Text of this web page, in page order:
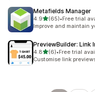
Metafields Manager
4.9滿分 5 顆星
(65)
共有 65 則評價
•Free trial
Improve and maintain
PreviewBuilder: Link
4.8滿分 5 顆星
(6)
共有 6 則評價
•Free trial
Customise link